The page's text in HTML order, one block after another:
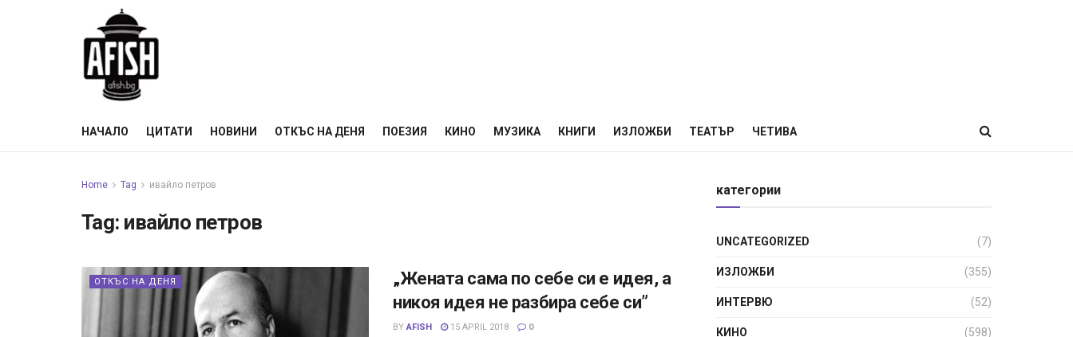
НАЧАЛО ЦИТАТИ НОВИНИ ОТКЪС НА ДЕНЯ ПОЕЗИЯ КИНО МУЗИКА КНИГИ ИЗЛОЖБИ ТЕАТЪР ЧЕТИВА
Home Tag ивайло петров
Tag: ивайло петров
ОТКЪС НА ДЕНЯ
„Жената сама по себе си е идея, а
никоя идея не разбира себе си”
BY AFISH 15 APRIL 2018 0
категории
UNCATEGORIZED (7)
ИЗЛОЖБИ (355)
ИНТЕРВЮ (52)
КИНО (598)